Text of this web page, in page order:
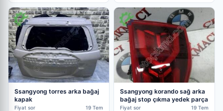
Ssangyong torres arka bağaj
kapak
Fiyat sor 19 Tem
Ssangyong korando sağ arka
bağaj stop çıkma yedek parça
Fiyat sor 19 Tem